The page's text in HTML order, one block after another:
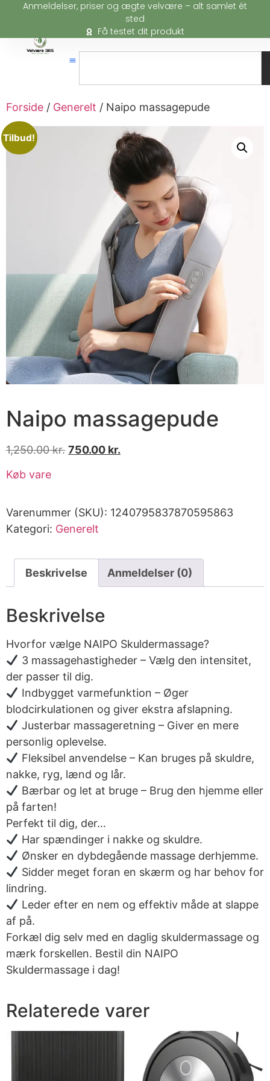
Anmeldelser, priser og ægte velvære – alt samlet ét
sted
Få testet dit produkt
Forside / Generelt / Naipo massagepude
Tilbud!
Naipo massagepude
1,250.00kr. 750.00 kr.
Køb vare
Varenummer (SKU): 1240795837870595863
Kategori: Generelt
Beskrivelse Anmeldelser (0)
Beskrivelse
Hvorfor vælge NAIPO Skuldermassage?
3 massagehastigheder – Vælg den intensitet,
der passer til dig.
Indbygget varmefunktion – Øger
blodcirkulationen og giver ekstra afslapning.
Justerbar massageretning – Giver en mere
personlig oplevelse.
Fleksibel anvendelse – Kan bruges på skuldre,
nakke, ryg, lænd og lår.
Bærbar og let at bruge – Brug den hjemme eller
på farten!
Perfekt til dig, der…
Har spændinger i nakke og skuldre.
Ønsker en dybdegående massage derhjemme.
Sidder meget foran en skærm og har behov for
lindring.
Leder efter en nem og effektiv måde at slappe
af på.
Forkæl dig selv med en daglig skuldermassage og
mærk forskellen. Bestil din NAIPO
Skuldermassage i dag!
Relaterede varer